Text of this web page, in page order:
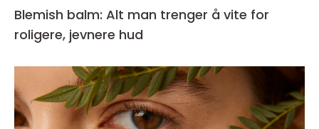
Blemish balm: Alt man trenger å vite for
roligere, jevnere hud